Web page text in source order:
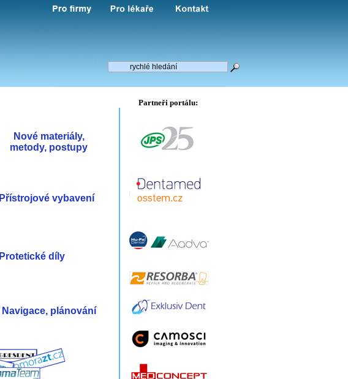
Nové materiály,
metody, postupy
Přístrojové vybavení
Protetické díly
Navigace, plánování
Partneři portálu: